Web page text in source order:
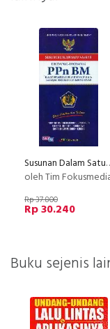
Susunan Dalam Satu
oleh Tim
Rp 37.800
Rp 30.240
Buku sejenis